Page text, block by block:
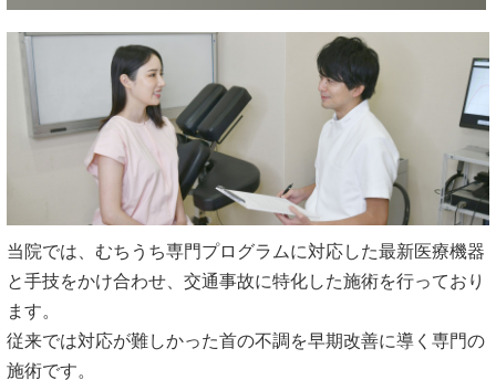
当院では、むちうち専門プログラムに対応した最新医療機器
と手技をかけ合わせ、交通事故に特化した施術を行っており
ます。
従来では対応が難しかった首の不調を早期改善に導く専門の
施術です。